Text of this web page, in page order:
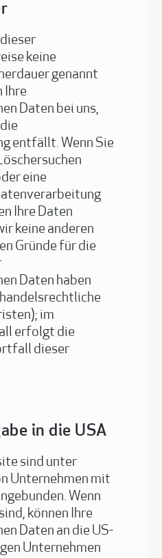
keine
genannt
Ihre
Daten bei uns,
entfällt. Wenn Sie
eine
Ihre Daten
keine anderen
Gründe für die
Daten haben
im
erfolgt die
dieser
in die USA
sind unter
Unternehmen mit
Wenn
können Ihre
Daten an die US-
Unternehmen